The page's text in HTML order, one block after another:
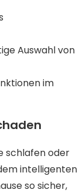
Auswahl von
im
schlafen oder
intelligenten
so sicher,